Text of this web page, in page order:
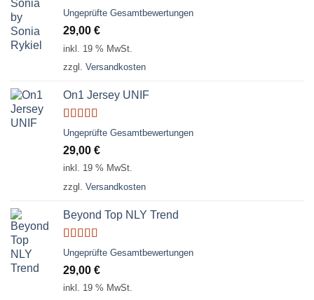
Bewertet
mit 3.50
von 5
Ungeprüfte Gesamtbewertungen
29,00 €
inkl. 19 % MwSt.
zzgl. Versandkosten
On1 Jersey UNIF
Bewertet
mit 5.00
5
Ungeprüfte Gesamtbewertungen
29,00 €
inkl. 19 % MwSt.
zzgl. Versandkosten
Beyond Top NLY Trend
Bewertet
mit 3.50
von 5
Ungeprüfte Gesamtbewertungen
29,00 €
inkl. 19 % MwSt.